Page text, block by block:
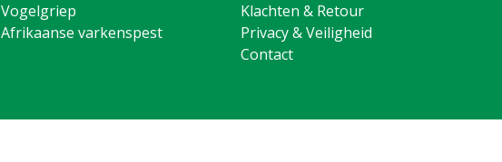
Vogelgriep
Afrikaanse varkenspest
Klachten & Retour
Privacy & Veiligheid
Contact